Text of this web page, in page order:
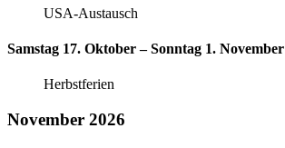
USA-Austausch
Samstag 17. Oktober – Sonntag 1. November
Herbstferien
November 2026